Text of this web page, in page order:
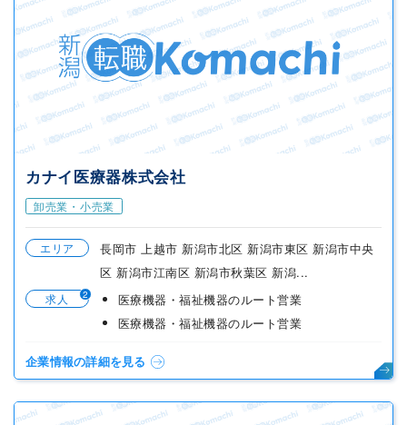
カナイ医療器株式会社
卸売業・小売業
エリア
長岡市 上越市 新潟市北区 新潟市東区 新潟市中央
区 新潟市江南区 新潟市秋葉区 新潟...
求人 2
医療機器・福祉機器のルート営業
医療機器・福祉機器のルート営業
企業情報の詳細を見る